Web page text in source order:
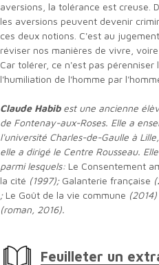
aversions, la tolérance est creuse.
les aversions peuvent devenir
ces deux notions. C'est au
réviser nos manières de vivre,
Car tolérer, ce n'est pas
l'humiliation de l'homme par
Claude Habibest une ancienne
de Fontenay-aux-Roses. Elle a
l'université Charles-de-Gaulle à
elle a dirigé le Centre Rousseau.
parmi lesquels: Le Consentement
la cité (1997); Galanterie française
;Le Goût de la vie commune
(roman, 2016).
Feuilleter un